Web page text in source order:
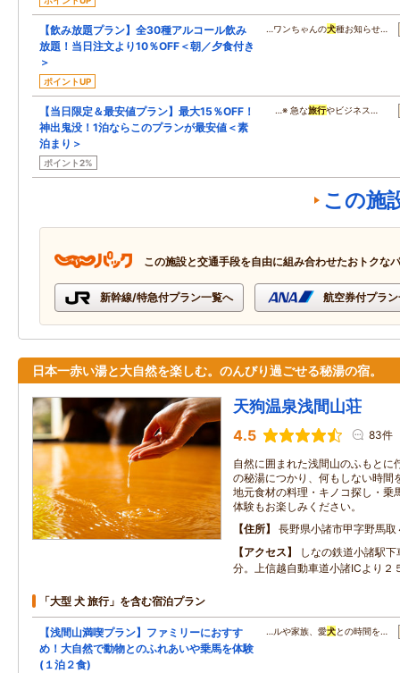
【飲み放題プラン】全30種アルコール飲み
放題！当日注文より10％OFF＜朝／夕食付き
＞
ポイントUP
…ワンちゃんの犬種お知らせ…
【当日限定＆最安値プラン】最大15％OFF！
神出鬼没！1泊ならこのプランが最安値＜素
泊まり＞
ポイント2%
…※ 急な旅行やビジネス…
この施
この施設と交通手段を自由に組み合わせたおトクな
新幹線/特急付プラン一覧へ 航空券付プラ
日本一赤い湯と大自然を楽しむ。のんびり過ごせる秘湯の宿。
天狗温泉浅間山荘
4.5 83件
自然に囲まれた浅間山のふもとに
の秘湯につかり、何もしない時間
地元食材の料理・キノコ探し・乗
体験もお楽しみください。
住所
長野県小諸市甲字野馬取
アクセス
しなの鉄道小諸駅
分。上信越自動車道小諸ICより２
「大型 犬 旅行」を含む宿泊プラン
【浅間山満喫プラン】ファミリーにおすす
め！大自然で動物とのふれあいや乗馬を体験
(１泊２食)
…ルや家族、愛犬との時間を…